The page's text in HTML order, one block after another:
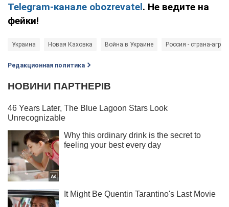
Telegram-канале obozrevatel. Не ведите на
фейки!
Украина Новая Каховка Война в Украине Россия - страна-
Редакционная политика